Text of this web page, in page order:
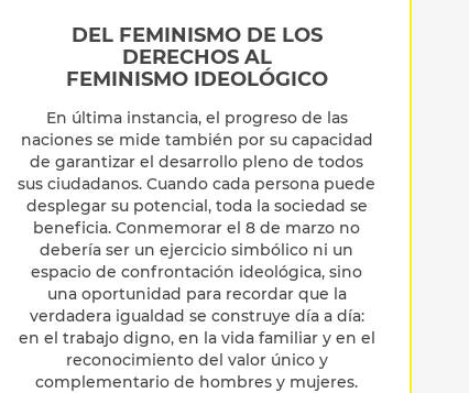
DEL FEMINISMO DE LOS
DERECHOS AL
FEMINISMO IDEOLÓGICO
En última instancia, el progreso de las
naciones se mide también por su capacidad
de garantizar el desarrollo pleno de todos
sus ciudadanos. Cuando cada persona puede
desplegar su potencial, toda la sociedad se
beneficia. Conmemorar el 8 de marzo no
debería ser un ejercicio simbólico ni un
espacio de confrontación ideológica, sino
una oportunidad para recordar que la
verdadera igualdad se construye día a día:
en el trabajo digno, en la vida familiar y en el
reconocimiento del valor único y
complementario de hombres y mujeres.